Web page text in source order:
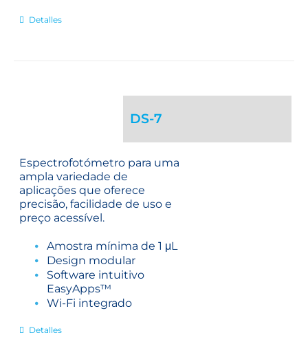
Detalles
DS-7
Espectrofotómetro para uma
ampla variedade de
aplicações que oferece
precisão, facilidade de uso e
preço acessível.
Amostra mínima de 1 μL
Design modular
Software intuitivo
EasyApps™
Wi-Fi integrado
Detalles